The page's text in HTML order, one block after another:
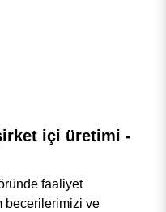
içi üretimi -
faaliyet
becerilerimizi ve